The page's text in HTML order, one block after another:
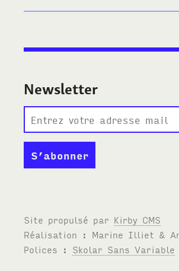
Newsletter
Site propulsé par Kirby CMS
Réalisation : Marine Illiet &
Polices : Skolar Sans Variable